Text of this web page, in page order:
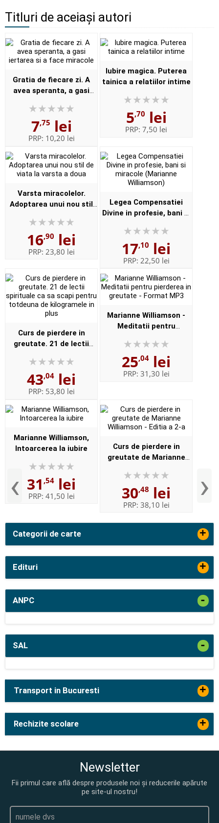
Categorii de carte +
Edituri +
ANPC -
SAL -
Titluri de aceiași autori
‹
Gratia de fiecare zi. A
avea speranta, a gasi
miracole
7,75 lei
PRP: 10,20 lei
Iubire magica. Puterea
tainica a relatiilor intime
5,70 lei
PRP: 7,50 lei
Varsta miracolelor.
Adoptarea unui nou stil
16,90 lei
PRP: 23,80 lei
Legea Compensatiei
Divine in profesie, bani si
Williamson)
17,10 lei
PRP: 22,50 lei
Curs de pierdere in
greutate. 21 de lectii
pentru totdeuna de
kilogramele in plus
43,04 lei
PRP: 53,80 lei
Marianne Williamson -
Meditatii pentru
Format MP3
25,04 lei
PRP: 31,30 lei
Marianne Williamson,
Intoarcerea la iubire
31 ,54 lei
PRP: 41,50 lei
Curs de pierdere in
greutate de Marianne
30,48 lei
PRP: 38,10 lei ›
Transport in Bucuresti +
Rechizite scolare +
Newsletter
Fii primul care află despre produsele noi și reducerile apărute
pe site-ul nostru!